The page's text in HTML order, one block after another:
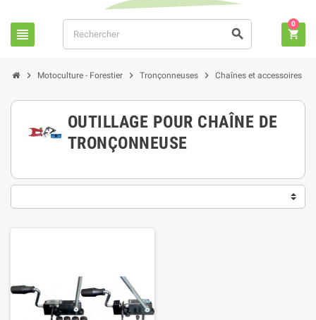
view_headline search shopping_cart
0
chevron_right Motoculture - Forestier chevron_right Tronçonneuses chevron_right Chaînes et accessoires
OUTILLAGE POUR CHAÎNE DE
TRONÇONNEUSE